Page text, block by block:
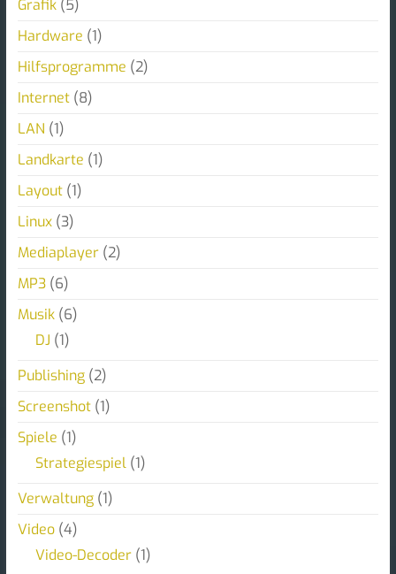
Grafik(5)
Hardware (1)
Hilfsprogramme (2)
Internet(8)
LAN (1)
Landkarte (1)
Layout(1)
Linux(3)
Mediaplayer(2)
MP3(6)
Musik(6)
DJ (1)
Publishing(2)
Screenshot(1)
Spiele (1)
Strategiespiel(1)
Verwaltung(1)
Video(4)
Video-Decoder(1)